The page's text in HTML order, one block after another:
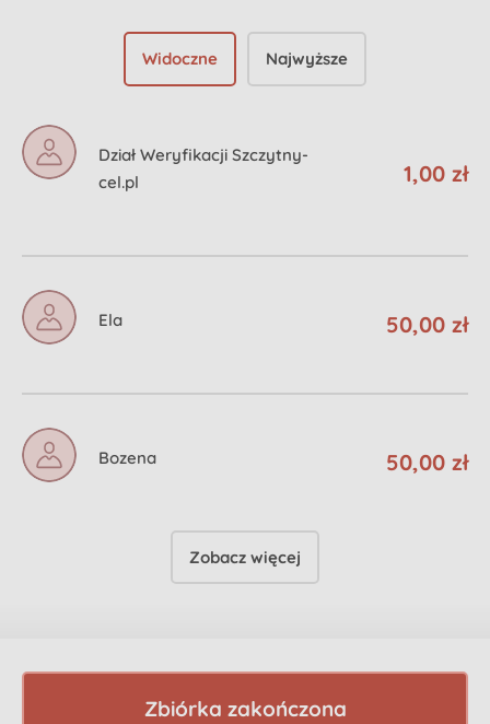
Widoczne Najwyższe
Dział Weryfikacji Szczytny-
cel.pl
1,00 zł
Ela 50,00 zł
Bozena 50,00 zł
Zobacz więcej
Zbiórka zakończona